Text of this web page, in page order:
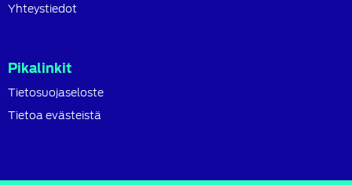
Yhteystiedot
Pikalinkit
Tietosuojaseloste
Tietoa evästeistä